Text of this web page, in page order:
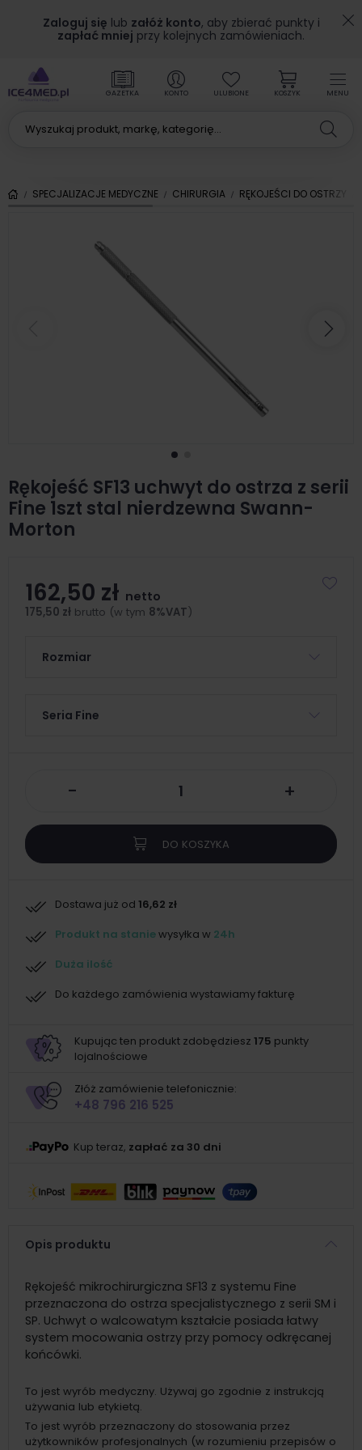
Zaloguj się lub załóż konto, aby zbierać punkty i
zapłać mniej przy kolejnych zamówieniach.
MENU
GAZETKA KONTO ULUBIONE KOSZYK
SPECJALIZACJE MEDYCZNE CHIRURGIA RĘKOJEŚCI DO OSTRZY
Rękojeść SF13 uchwyt do ostrza z serii
Fine 1szt stal nierdzewna Swann-
Morton
162,50 zł netto
175,50 zł brutto (w tym 8%VAT)
Rozmiar
Seria Fine
- +
DO KOSZYKA
Dostawa już od 16,62 zł
Produkt na staniewysyłka w 24h
Duża ilość
Do każdego zamówienia wystawiamy fakturę
Kupując ten produkt zdobędziesz 175 punkty
lojalnościowe
Złóż zamówienie telefonicznie:
+48 796 216 525
Kup teraz, zapłać za 30 dni
Opis produktu
Rękojeść mikrochirurgiczna SF13 z systemu Fine
przeznaczona do ostrza specjalistycznego z serii SM i
SP. Uchwyt o walcowatym kształcie posiada łatwy
system mocowania ostrzy przy pomocy odkręcanej
końcówki.
To jest wyrób medyczny. Używaj go zgodnie z instrukcją
używania lub etykietą.
To jest wyrób przeznaczony do stosowania przez
użytkowników profesjonalnych (w rozumieniu przepisów o